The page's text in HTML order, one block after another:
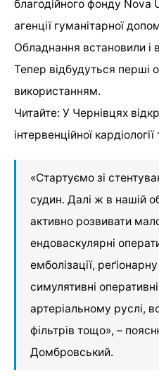
благодійного фонду Nova
агенції гуманітарної
Обладнання встановили і
Тепер відбудуться перші
використанням.
Читайте: У Чернівцях
інтервенційної кардіології
«Стартуємо зі
судин. Далі ж в нашій
активно розвивати
ендоваскулярні
емболізації,
симулятивні
артеріальному руслі,
фільтрів тощо», –
Домбровський.